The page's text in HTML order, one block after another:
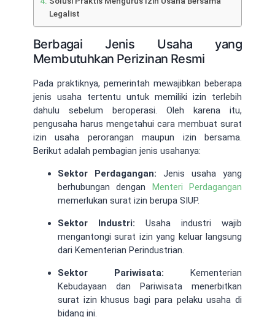
Legalist
Berbagai Jenis Usaha yang
Membutuhkan Perizinan Resmi
Pada praktiknya, pemerintah mewajibkan beberapa
jenis usaha tertentu untuk memiliki izin terlebih
dahulu sebelum beroperasi. Oleh karena itu,
pengusaha harus mengetahui cara membuat surat
izin usaha perorangan maupun izin bersama.
Berikut adalah pembagian jenis usahanya:
Sektor Perdagangan: Jenis usaha yang
berhubungan dengan Menteri Perdagangan
memerlukan surat izin berupa SIUP.
Sektor Industri: Usaha industri wajib
mengantongi surat izin yang keluar langsung
dari Kementerian Perindustrian.
Sektor Pariwisata: Kementerian
Kebudayaan dan Pariwisata menerbitkan
surat izin khusus bagi para pelaku usaha di
bidang ini.